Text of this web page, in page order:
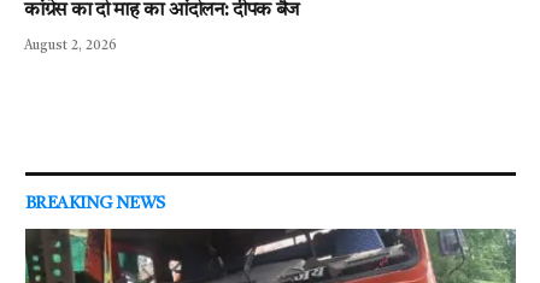
कांग्रेस का दो माह का आंदोलन: दीपक बैज
August 2, 2026
BREAKING NEWS